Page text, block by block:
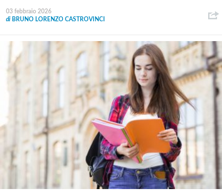
03 febbraio 2026
di BRUNO LORENZO CASTROVINCI